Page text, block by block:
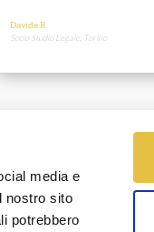
media e
nostro sito
potrebbero
Davide R.
Socio Studio Legale, Torino